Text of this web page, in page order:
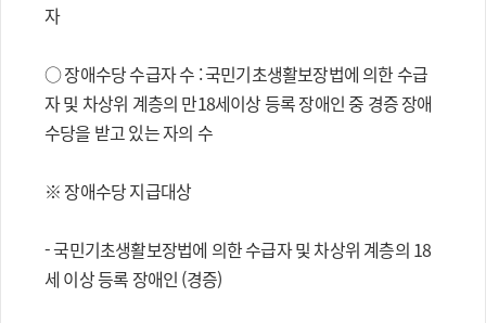
자
○ 장애수당 수급자 수 : 국민기초생활보장법에 의한 수급
자 및 차상위 계층의 만18세이상 등록 장애인 중 경증 장애
수당을 받고 있는 자의 수
※ 장애수당 지급대상
- 국민기초생활보장법에 의한 수급자 및 차상위 계층의 18
세 이상 등록 장애인 (경증)